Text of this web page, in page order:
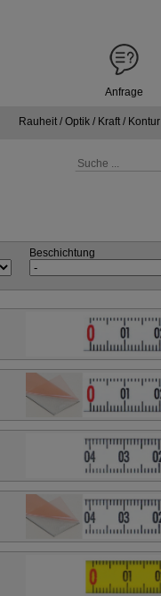
Anfrage
Rauheit / Optik / Kraft / Kontur
Beschichtung